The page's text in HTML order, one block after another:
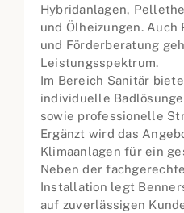
Hybridanlagen,
und Ölheizungen. Auch
und Förderberatung
Leistungsspektrum.
Im Bereich Sanitär
individuelle
sowie professionelle
Ergänzt wird das
Klimaanlagen für ein
Neben der
Installation legt
auf zuverlässigen